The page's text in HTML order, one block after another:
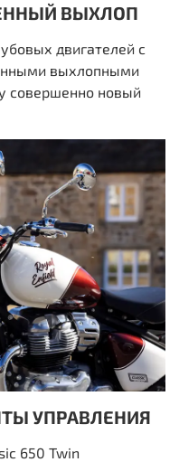
ВЫХЛОП
двигателей с
выхлопными
совершенно новый
УПРАВЛЕНИЯ
650 Twin